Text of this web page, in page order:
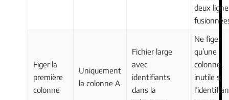
deux
Figer la
première
colonne
Uniquement
la colonne A
Fichier large
avec
identifiants
dans la
Ne fige
qu’une
colonne,
inutile si